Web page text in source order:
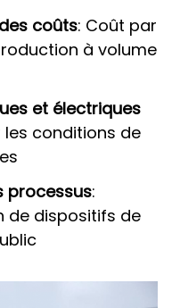
coûts: Coût par
à volume
et électriques
les conditions de
processus:
de dispositifs de